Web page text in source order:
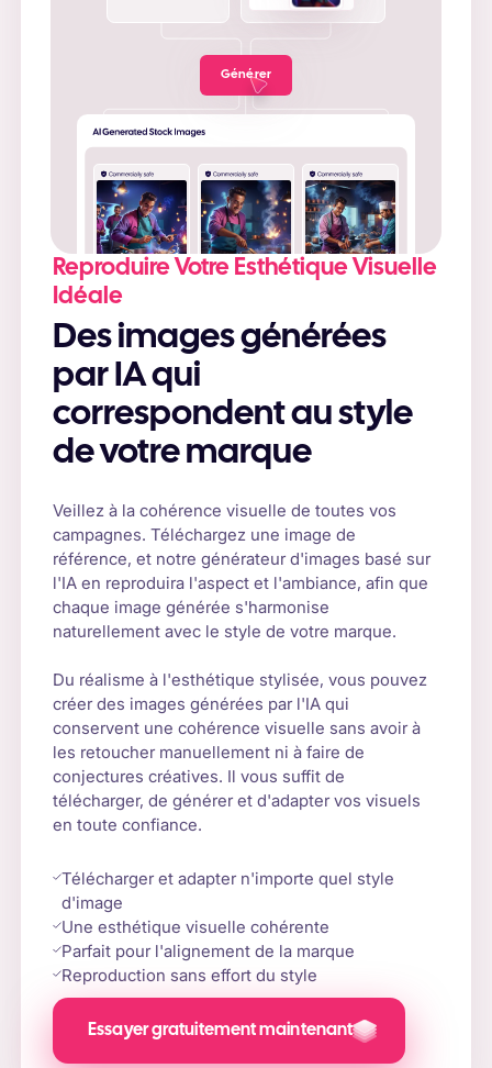
Reproduire Votre Esthétique Visuelle
Idéale
Des images générées
par IA qui
correspondent au style
de votre marque
Veillez à la cohérence visuelle de toutes vos
campagnes. Téléchargez une image de
référence, et notre générateur d'images basé sur
l'IA en reproduira l'aspect et l'ambiance, afin que
chaque image générée s'harmonise
naturellement avec le style de votre marque.
Du réalisme à l'esthétique stylisée, vous pouvez
créer des images générées par l'IA qui
conservent une cohérence visuelle sans avoir à
les retoucher manuellement ni à faire de
conjectures créatives. Il vous suffit de
télécharger, de générer et d'adapter vos visuels
en toute confiance.
Télécharger et adapter n'importe quel style
d'image
Une esthétique visuelle cohérente
Parfait pour l'alignement de la marque
Reproduction sans effort du style
Essayer gratuitement maintenant
Générer